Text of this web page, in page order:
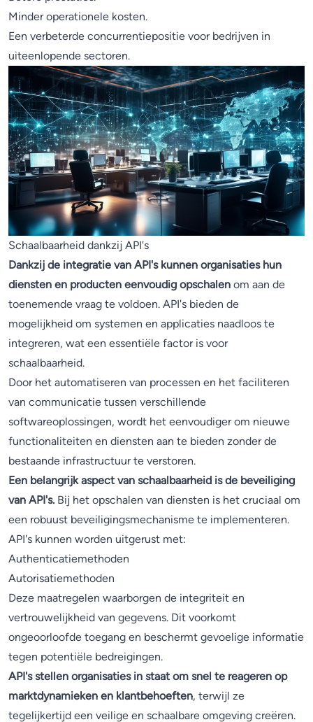
Minder operationele kosten.
Een verbeterde concurrentiepositie voor bedrijven in
uiteenlopende sectoren.
Schaalbaarheid dankzij API's
Dankzij de integratie van API's kunnen organisaties hun
diensten en producten eenvoudig opschalen om aan de
toenemende vraag te voldoen. API's bieden de
mogelijkheid om systemen en applicaties naadloos te
integreren, wat een essentiële factor is voor
schaalbaarheid.
Door het automatiseren van processen en het faciliteren
van communicatie tussen verschillende
softwareoplossingen, wordt het eenvoudiger om nieuwe
functionaliteiten en diensten aan te bieden zonder de
bestaande infrastructuur te verstoren.
Een belangrijk aspect van schaalbaarheid is de beveiliging
van API's. Bij het opschalen van diensten is het cruciaal om
een robuust beveiligingsmechanisme te implementeren.
API's kunnen worden uitgerust met:
Authenticatiemethoden
Autorisatiemethoden
Deze maatregelen waarborgen de integriteit en
vertrouwelijkheid van gegevens. Dit voorkomt
ongeoorloofde toegang en beschermt gevoelige informatie
tegen potentiële bedreigingen.
API's stellen organisaties in staat om snel te reageren op
marktdynamieken en klantbehoeften, terwijl ze
tegelijkertijd een veilige en schaalbare omgeving creëren.